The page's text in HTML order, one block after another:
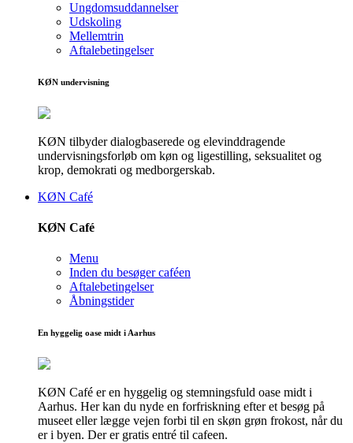
Ungdomsuddannelser
Udskoling
Mellemtrin
Aftalebetingelser
KØN undervisning
KØN tilbyder dialogbaserede og elevinddragende
undervisningsforløb om køn og ligestilling, seksualitet og
krop, demokrati og medborgerskab.
KØN Café
KØN Café
Menu
Inden du besøger caféen
Aftalebetingelser
Åbningstider
En hyggelig oase midt i Aarhus
KØN Café er en hyggelig og stemningsfuld oase midt i
Aarhus. Her kan du nyde en forfriskning efter et besøg på
museet eller lægge vejen forbi til en skøn grøn frokost, når du
er i byen. Der er gratis entré til cafeen.